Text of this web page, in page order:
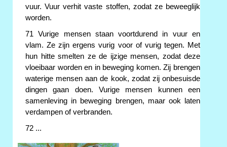
vuur. Vuur verhit vaste stoffen, zodat ze beweeglijk
worden.
71 Vurige mensen staan voortdurend in vuur en
vlam. Ze zijn ergens vurig voor of vurig tegen. Met
hun hitte smelten ze de ijzige mensen, zodat deze
vloeibaar worden en in beweging komen. Zij brengen
waterige mensen aan de kook, zodat zij onbesuisde
dingen gaan doen. Vurige mensen kunnen een
samenleving in beweging brengen, maar ook laten
verdampen of verbranden.
72 ...